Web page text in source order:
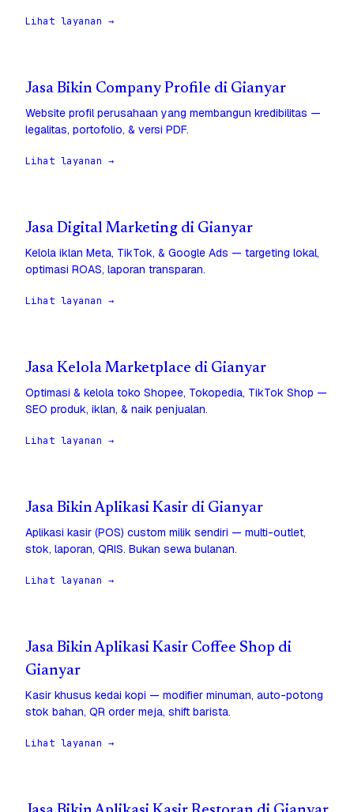
Lihat layanan →
Jasa Bikin Company Profile di Gianyar
Website profil perusahaan yang membangun kredibilitas —
legalitas, portofolio, & versi PDF.
Lihat layanan →
Jasa Digital Marketing di Gianyar
Kelola iklan Meta, TikTok, & Google Ads — targeting lokal,
optimasi ROAS, laporan transparan.
Lihat layanan →
Jasa Kelola Marketplace di Gianyar
Optimasi & kelola toko Shopee, Tokopedia, TikTok Shop —
SEO produk, iklan, & naik penjualan.
Lihat layanan →
Jasa Bikin Aplikasi Kasir di Gianyar
Aplikasi kasir (POS) custom milik sendiri — multi-outlet,
stok, laporan, QRIS. Bukan sewa bulanan.
Lihat layanan →
Jasa Bikin Aplikasi Kasir Coffee Shop di
Gianyar
Kasir khusus kedai kopi — modifier minuman, auto-potong
stok bahan, QR order meja, shift barista.
Lihat layanan →